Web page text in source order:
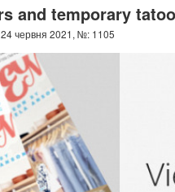
and temporary
червня 2021, №: 1105